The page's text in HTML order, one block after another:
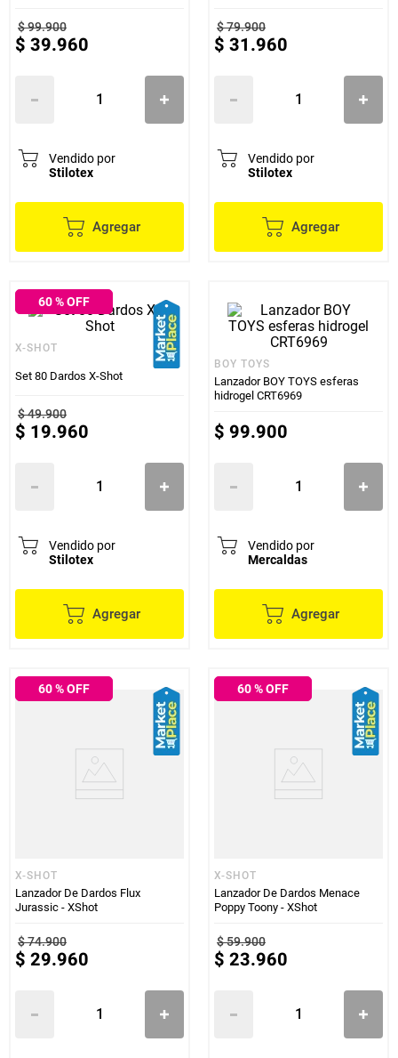
$99.900
$ 39.960
Vendido por
Stilotex
Agregar
$79.900
$ 31.960
Vendido por
Stilotex
Agregar
60% OFF
X-SHOT
Set 80 Dardos X-Shot
$49.900
$ 19.960
Vendido por
Stilotex
Agregar
BOY TOYS
Lanzador BOY TOYS esferas
hidrogel CRT6969
$ 99.900
Vendido por
Mercaldas
Agregar
60% OFF
X-SHOT
Lanzador De Dardos Flux
Jurassic - XShot
$74.900
$ 29.960
60% OFF
X-SHOT
Lanzador De Dardos Menace
Poppy Toony - XShot
$59.900
$ 23.960